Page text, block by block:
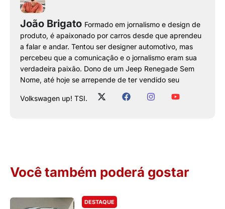
João Brigato Formado em jornalismo e design de
produto, é apaixonado por carros desde que aprendeu
a falar e andar. Tentou ser designer automotivo, mas
percebeu que a comunicação e o jornalismo eram sua
verdadeira paixão. Dono de um Jeep Renegade Sem
Nome, até hoje se arrepende de ter vendido seu
Volkswagen up! TSI.
Você também poderá gostar
DESTAQUE